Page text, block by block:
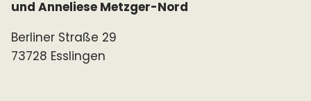
und Anneliese Metzger-Nord
Berliner Straße 29
73728 Esslingen